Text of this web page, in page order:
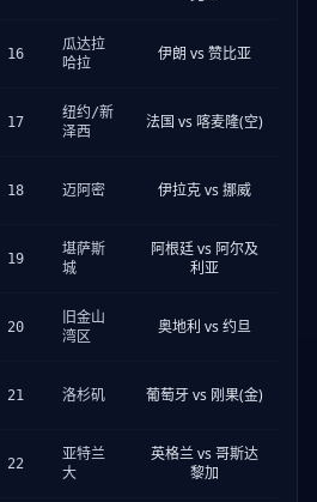
16
瓜达拉
哈拉
伊朗 vs 赞比亚
17
纽约/新
泽西
法国 vs 喀麦隆(空)
18 迈阿密 伊拉克 vs 挪威
19
堪萨斯
城
阿根廷 vs 阿尔及
利亚
20
旧金山
湾区
奥地利 vs 约旦
21 洛杉矶 葡萄牙 vs 刚果(金)
22
亚特兰
大
英格兰 vs 哥斯达
黎加